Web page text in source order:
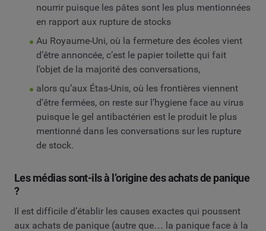
nourrir puisque les pâtes sont les plus mentionnées
en rapport aux rupture de stocks
Au Royaume-Uni, où la fermeture des écoles vient
d’être annoncée, c’est le papier toilette qui fait
l’objet de la majorité des conversations,
alors qu’aux Étas-Unis, où les frontières viennent
d’être fermées, on reste sur l’hygiene face au virus
puisque le gel antibactérien est le produit le plus
mentionné dans les conversations sur les rupture
de stock.
Les médias sont-ils à l’origine des achats de panique
?
Il est difficile d’établir les causes exactes qui poussent
aux achats de panique (autre que… la panique face à la